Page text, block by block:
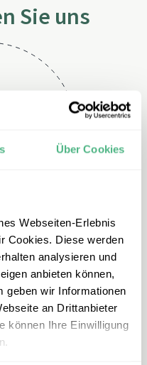
Über Cookies
Webseiten-Erlebnis
Cookies. Diese werden
analysieren und
anbieten können,
geben wir Informationen
an Drittanbieter
können Ihre Einwilligung
Sie uns
113